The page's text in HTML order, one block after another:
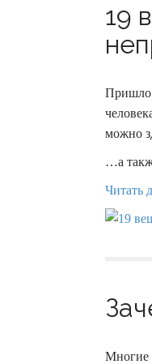
19
Пришло
можно
…а
Читать
Многие